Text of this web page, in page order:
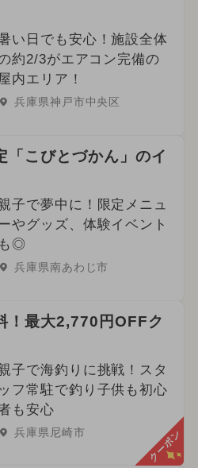
い日でも安心！施設全体
約2/3がエアコン完備の
内エリア！
兵庫県神戸市中央区
「こびとづかん」のイ
子で夢中に！限定メニュ
やグッズ、体験イベント
も◎
兵庫県南あわじ市
！最大2,770円OFFク
子で海釣りに挑戦！スタ
ッフ常駐で釣り子供も初心
も安心
兵庫県尼崎市 クーポン